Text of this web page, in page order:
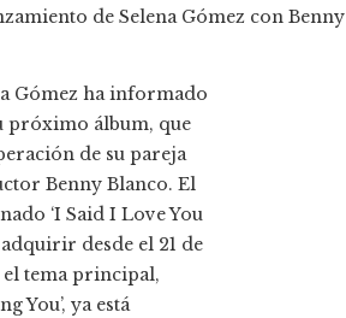
de Selena Gómez con Benny
Gómez ha informado
próximo álbum, que
de su pareja
Benny Blanco. El
‘I Said I Love You
desde el 21 de
tema principal,
You’, ya está